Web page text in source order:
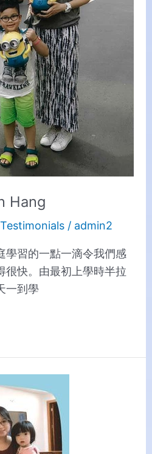
Hang
Testimonials/ admin2
學習的一點一滴令我們感
很快。由最初上學時半拉
一到學